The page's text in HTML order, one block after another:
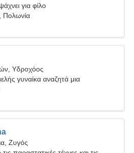
για φίλο
Πολωνία
Υδροχόος
γυναίκα αναζητά μια
σχέση
Ζυγός